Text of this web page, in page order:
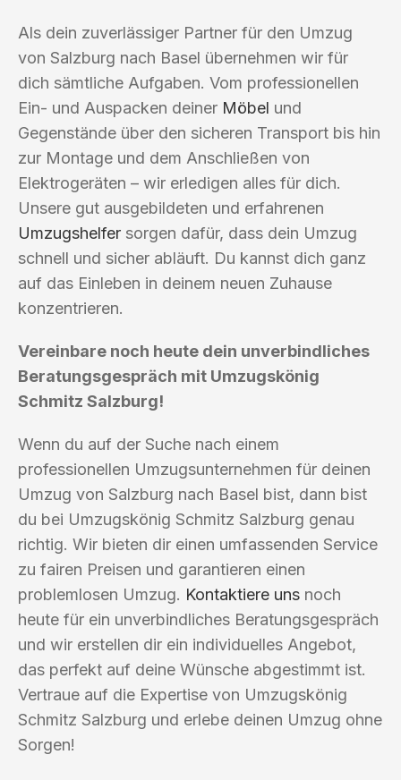
Als dein zuverlässiger Partner für den Umzug
von Salzburg nach Basel übernehmen wir für
dich sämtliche Aufgaben. Vom professionellen
Ein- und Auspacken deiner Möbel und
Gegenstände über den sicheren Transport bis hin
zur Montage und dem Anschließen von
Elektrogeräten – wir erledigen alles für dich.
Unsere gut ausgebildeten und erfahrenen
Umzugshelfer sorgen dafür, dass dein Umzug
schnell und sicher abläuft. Du kannst dich ganz
auf das Einleben in deinem neuen Zuhause
konzentrieren.
Vereinbare noch heute dein unverbindliches
Beratungsgespräch mit Umzugskönig
Schmitz Salzburg!
Wenn du auf der Suche nach einem
professionellen Umzugsunternehmen für deinen
Umzug von Salzburg nach Basel bist, dann bist
du bei Umzugskönig Schmitz Salzburg genau
richtig. Wir bieten dir einen umfassenden Service
zu fairen Preisen und garantieren einen
problemlosen Umzug. Kontaktiere uns noch
heute für ein unverbindliches Beratungsgespräch
und wir erstellen dir ein individuelles Angebot,
das perfekt auf deine Wünsche abgestimmt ist.
Vertraue auf die Expertise von Umzugskönig
Schmitz Salzburg und erlebe deinen Umzug ohne
Sorgen!